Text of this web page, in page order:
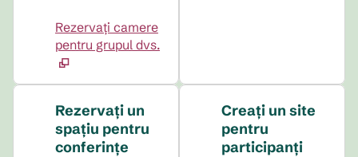
Rezervați camere
pentru grupul dvs.
Rezervați un
spațiu pentru
conferințe
Creați un site
pentru
participanți